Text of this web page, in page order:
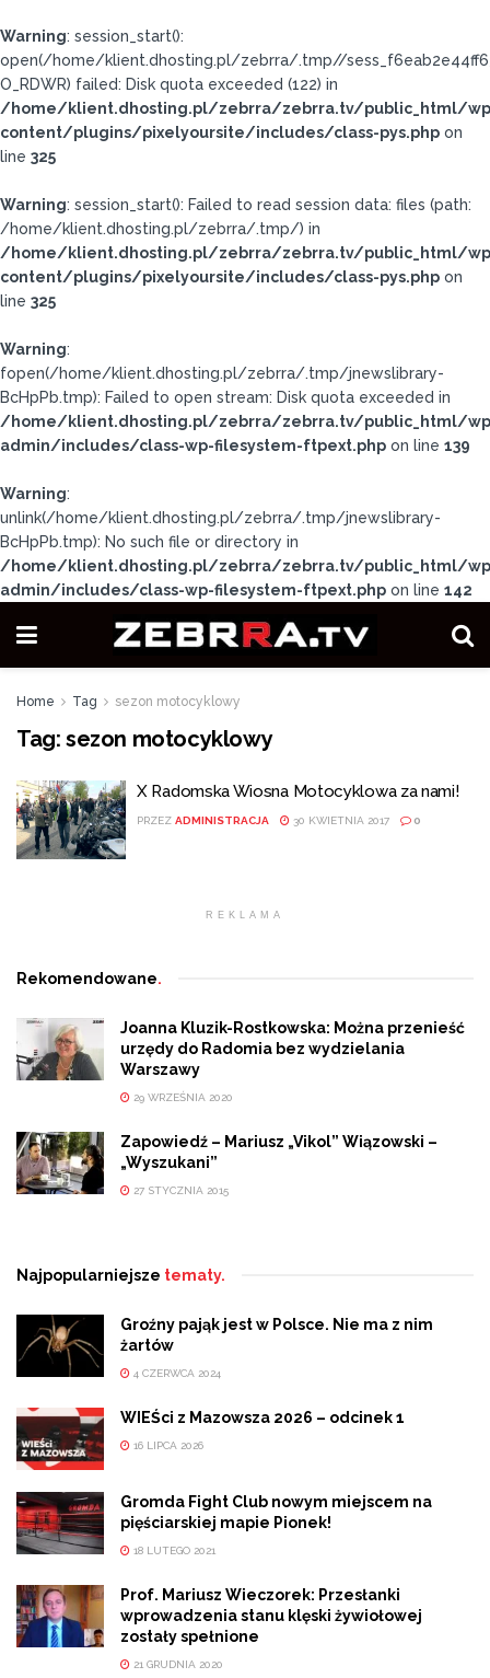
Warning: session_start():
open(/home/klient.dhosting.pl/zebrra/.tmp//
O_RDWR) failed: Disk quota exceeded (122) in
/home/klient.dhosting.pl/zebrra/zebrra.tv/public_html/
content/plugins/pixelyoursite/includes/class-pys.php on
line 325
Warning: session_start(): Failed to read session data: files (path:
/home/klient.dhosting.pl/zebrra/.tmp/) in
/home/klient.dhosting.pl/zebrra/zebrra.tv/public_html/
content/plugins/pixelyoursite/includes/class-pys.php on
line 325
Warning:
fopen(/home/klient.dhosting.pl/zebrra/.tmp/jnewslibrary-
BcHpPb.tmp): Failed to open stream: Disk quota exceeded in
/home/klient.dhosting.pl/zebrra/zebrra.tv/public_html/
admin/includes/class-wp-filesystem-ftpext.php on line 139
Warning:
unlink(/home/klient.dhosting.pl/zebrra/.tmp/jnewslibrary-
BcHpPb.tmp): No such file or directory in
/home/klient.dhosting.pl/zebrra/zebrra.tv/public_html/
admin/includes/class-wp-filesystem-ftpext.php on line 142
Home Tag sezon motocyklowy
Tag: sezon motocyklowy
X Radomska Wiosna Motocyklowa za nami!
PRZEZ ADMINISTRACJA 30 KWIETNIA 2017 0
REKLAMA
Rekomendowane.
Joanna Kluzik-Rostkowska: Można przenieść
urzędy do Radomia bez wydzielania
Warszawy
29 WRZEŚNIA 2020
Zapowiedź – Mariusz „Vikol” Wiązowski –
„Wyszukani”
27 STYCZNIA 2015
Najpopularniejsze tematy.
Groźny pająk jest w Polsce. Nie ma z nim
żartów
4 CZERWCA 2024
WIEŚci z Mazowsza 2026 – odcinek 1
16 LIPCA 2026
Gromda Fight Club nowym miejscem na
pięściarskiej mapie Pionek!
18 LUTEGO 2021
Prof. Mariusz Wieczorek: Przesłanki
wprowadzenia stanu klęski żywiołowej
zostały spełnione
21 GRUDNIA 2020